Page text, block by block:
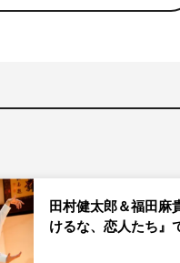
ロイン）が、2024年1月
本ノック』（フジテレ
54分）の主演を務める
田村健太郎＆福田麻
けるな、恋人たち』